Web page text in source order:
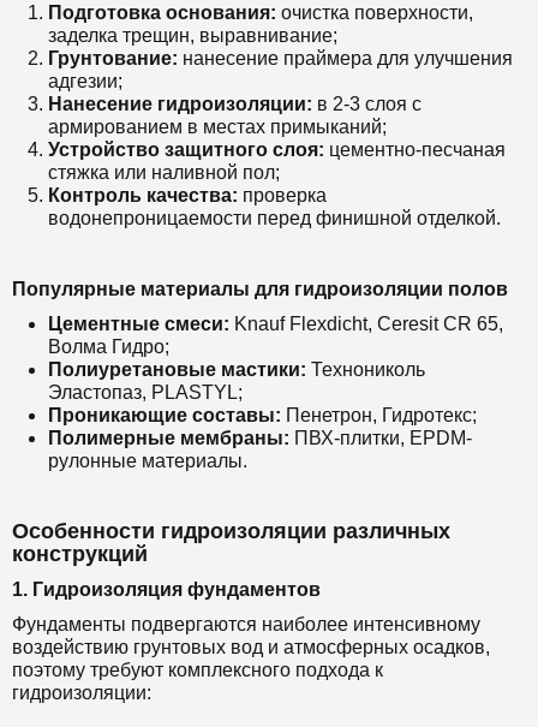
Подготовка основания: очистка поверхности,
заделка трещин, выравнивание;
Грунтование: нанесение праймера для улучшения
адгезии;
Нанесение гидроизоляции: в 2-3 слоя с
армированием в местах примыканий;
Устройство защитного слоя: цементно-песчаная
стяжка или наливной пол;
Контроль качества: проверка
водонепроницаемости перед финишной отделкой.
Популярные материалы для гидроизоляции полов
Цементные смеси: Knauf Flexdicht, Ceresit CR 65,
Волма Гидро;
Полиуретановые мастики: Технониколь
Эластопаз, PLASTYL;
Проникающие составы: Пенетрон, Гидротекс;
Полимерные мембраны: ПВХ-плитки, EPDM-
рулонные материалы.
Особенности гидроизоляции различных
конструкций
1. Гидроизоляция фундаментов
Фундаменты подвергаются наиболее интенсивному
воздействию грунтовых вод и атмосферных осадков,
поэтому требуют комплексного подхода к
гидроизоляции: